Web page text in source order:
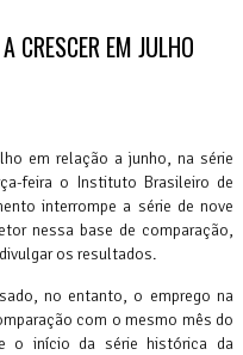
CRESCER EM JULHO
em relação a junho, na série
feira o Instituto Brasileiro de
interrompe a série de nove
nessa base de comparação,
os resultados.
no entanto, o emprego na
com o mesmo mês do
o início da série histórica da